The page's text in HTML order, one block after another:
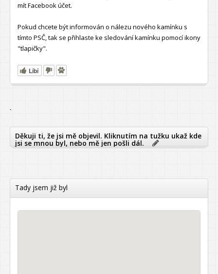
mít Facebook účet.
Pokud chcete být informován o nálezu nového kamínku s
tímto PSČ, tak se přihlaste ke sledování kamínku pomocí ikony
"tlapičky".
Líbí
`
Děkuji ti, že jsi mě objevil. Kliknutím na tužku ukaž kde
jsi se mnou byl, nebo mě jen pošli dál.
Tady jsem již byl